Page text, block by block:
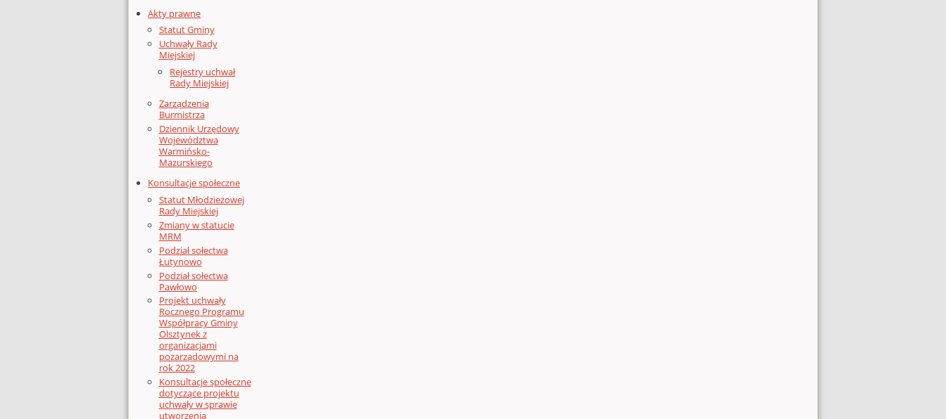
Akty prawne
Statut Gminy
Uchwały Rady
Miejskiej
Rejestry uchwał
Rady Miejskiej
Zarządzenia
Burmistrza
Dziennik Urzędowy
Województwa
Warmińsko-
Mazurskiego
Konsultacje społeczne
Statut Młodzieżowej
Rady Miejskiej
Zmiany w statucie
MRM
Podział sołectwa
Łutynowo
Podział sołectwa
Pawłowo
Projekt uchwały
Rocznego Programu
Współpracy Gminy
Olsztynek z
organizacjami
pozarządowymi na
rok 2022
Konsultacje społeczne
dotyczące projektu
uchwały w sprawie
utworzenia